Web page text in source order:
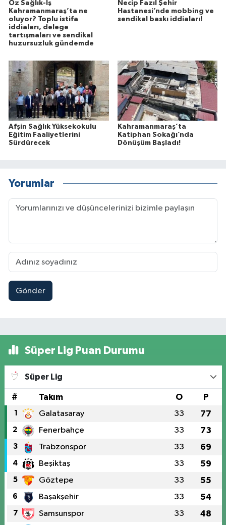
Öz Sağlık-İş
Kahramanmaraş’ta ne
oluyor? Toplu istifa
iddiaları, delege
tartışmaları ve sendikal
huzursuzluk gündemde
Necip Fazıl Şehir
Hastanesi’nde mobbing ve
sendikal baskı iddiaları!
Afşin Sağlık Yüksekokulu
Eğitim Faaliyetlerini
Sürdürecek
Kahramanmaraş’ta
Katiphan Sokağı’nda
Dönüşüm Başladı!
Yorumlar
Gönder
Süper Lig Puan Durumu
Süper Lig
# Takım O P
1 Galatasaray 33 77
2 Fenerbahçe 33 73
3 Trabzonspor 33 69
4 Beşiktaş 33 59
5 Göztepe 33 55
6 Başakşehir 33 54
7 Samsunspor 33 48